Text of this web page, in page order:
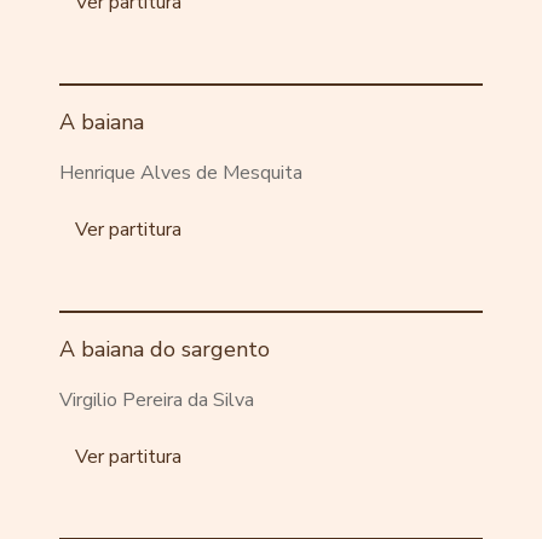
A baiana
Henrique Alves de Mesquita
Ver partitura
A baiana do sargento
Virgilio Pereira da Silva
Ver partitura